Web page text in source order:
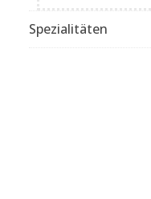
Spezialitäten